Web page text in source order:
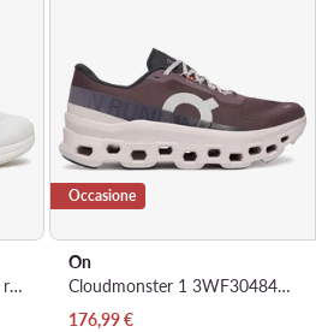
Cloudrift 8797709 · Scarpe running
Occasione
On
Cloudmonster 1 3WF30484911 · Scarpe running
Prezzo attuale
176,99€